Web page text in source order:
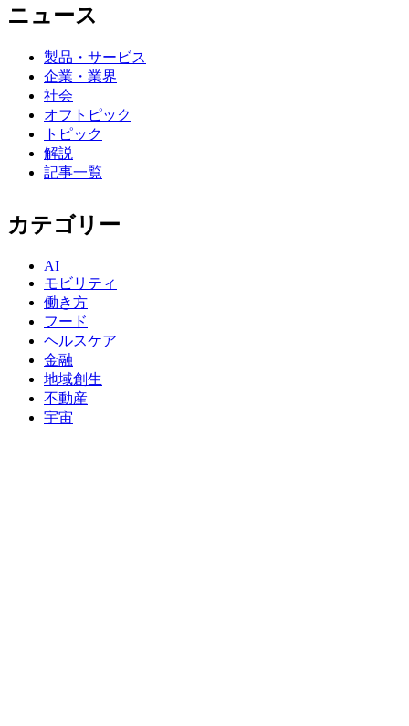
ニュース
製品・サービス
企業・業界
社会
オフトピック
トピック
解説
記事一覧
カテゴリー
AI
モビリティ
働き方
フード
ヘルスケア
金融
地域創生
不動産
宇宙